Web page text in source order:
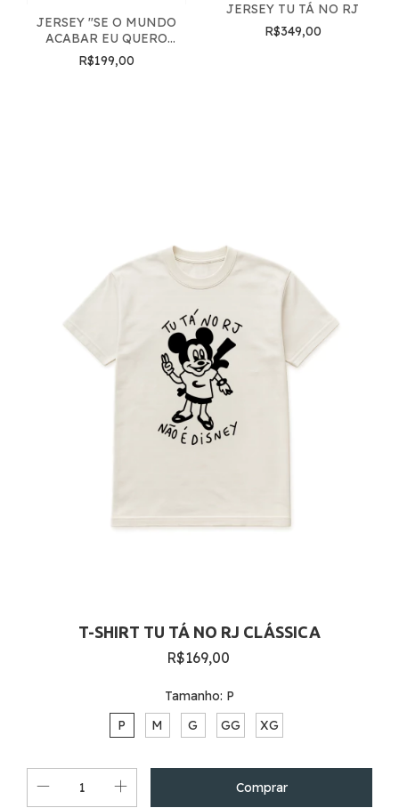
JERSEY "SE O MUNDO
ACABAR EU QUERO
ESTAR NA BARREIRA"
R$199,00
JERSEY TU TÁ NO RJ
R$349,00
T-SHIRT TU TÁ NO RJ CLÁSSICA
R$169,00
Tamanho: P
P
M G GG XG